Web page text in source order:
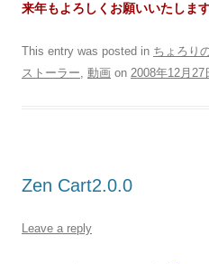
来年もよろしくお願いいたしま
This entry was posted in ちょろり
ストーラー, 動画 on 2008年12月27
Zen Cart2.0.0
Leave a reply